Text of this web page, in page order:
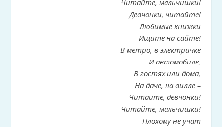
Читайте, мальчишки!
Девчонки, читайте!
Любимые книжки
Ищите на сайте!
В метро, в электричке
И автомобиле,
В гостях или дома,
На даче, на вилле –
Читайте, девчонки!
Читайте, мальчишки!
Плохому не учат